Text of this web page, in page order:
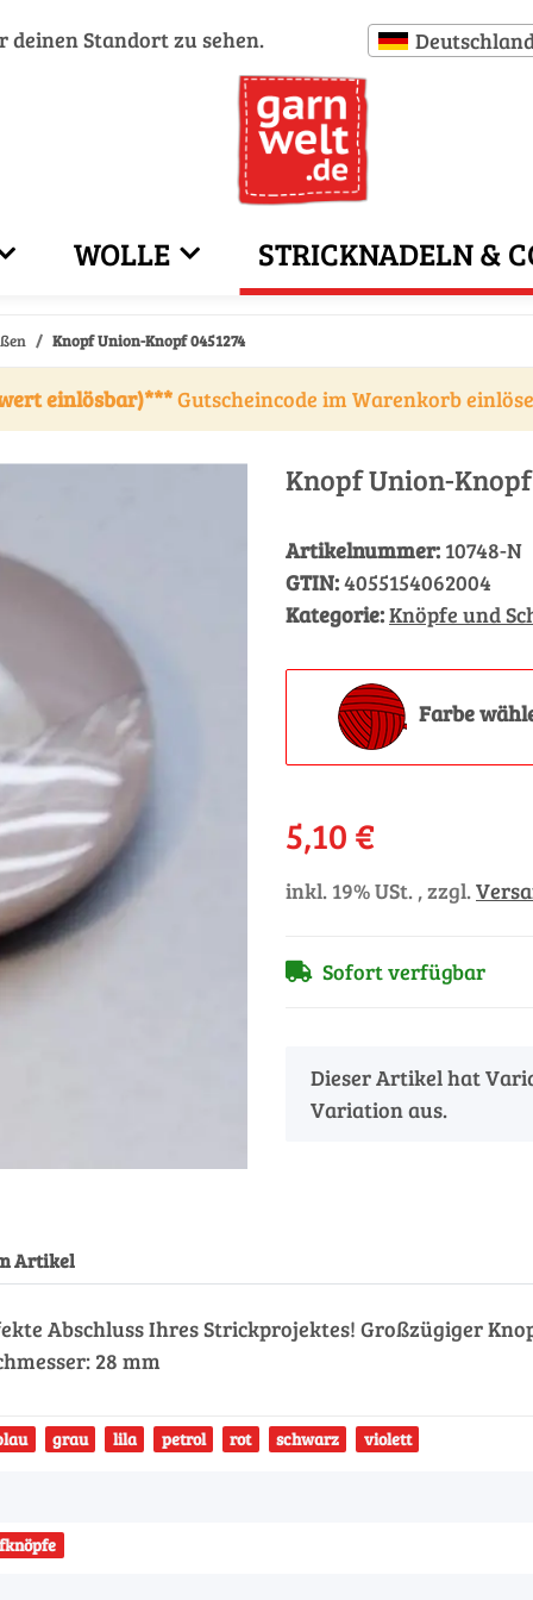
Standort zu sehen.
WOLLE STRICKNADELN &
Knopf Union-Knopf 0451274
einlösbar)***Gutscheincode im Warenkorb
Knopf Union-Knopf
Artikelnummer: 10748-N
GTIN:4055154062004
Kategorie:Knöpfe und
Farbe
5,10 €
inkl. 19% USt. , zzgl.
Sofort verfügbar
x
Dieser Artikel hat
Variation aus.
Artikel
Abschluss Ihres Strickprojektes! Großzügiger
28 mm
grau lila petrol rot schwarz violett